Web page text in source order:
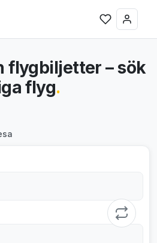
flygbiljetter – sök
flyg.